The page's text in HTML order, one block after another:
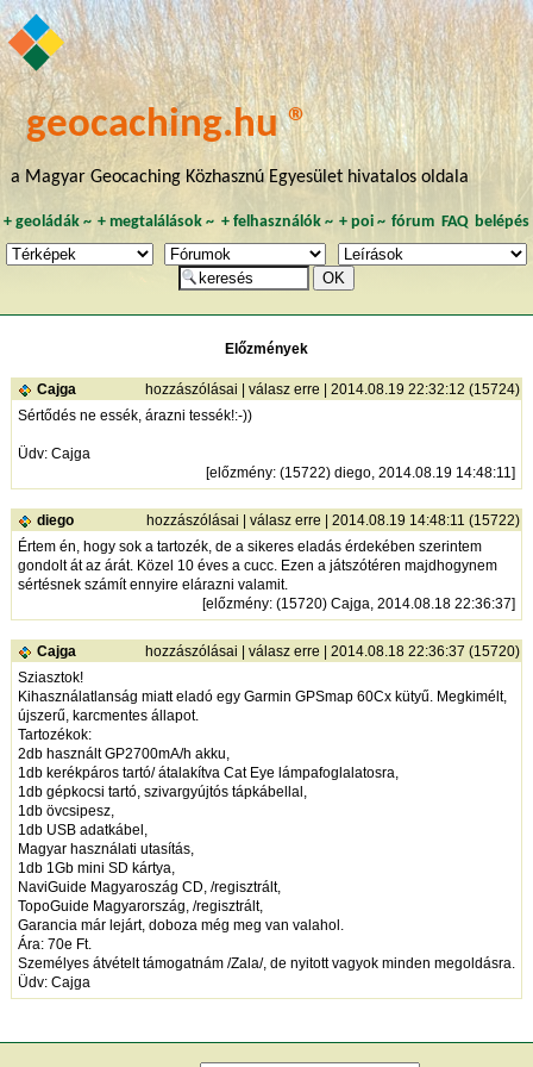
geocaching.hu ®
a Magyar Geocaching Közhasznú Egyesület hivatalos oldala
+ geoládák~ +megtalálások ~ + felhasználók~ + poi~ fórum FAQ belépés
Előzmények
Cajga hozzászólásai válasz erre | 2014.08.19 22:32:12 (15724)
Sértődés ne essék, árazni tessék!:-))
Üdv: Cajga
[előzmény: (15722) diego, 2014.08.19 14:48:11]
diego hozzászólásai válasz erre | 2014.08.19 14:48:11 (15722)
Értem én, hogy sok a tartozék, de a sikeres eladás érdekében szerintem
gondolt át az árát. Közel 10 éves a cucc. Ezen a játszótéren majdhogynem
sértésnek számít ennyire elárazni valamit.
[előzmény: (15720) Cajga, 2014.08.18 22:36:37]
Cajga hozzászólásai válasz erre | 2014.08.18 22:36:37 (15720)
Sziasztok!
Kihasználatlanság miatt eladó egy Garmin GPSmap 60Cx kütyű. Megkimélt,
újszerű, karcmentes állapot.
Tartozékok:
2db használt GP2700mA/h akku,
1db kerékpáros tartó/ átalakítva Cat Eye lámpafoglalatosra,
1db gépkocsi tartó, szivargyújtós tápkábellal,
1db övcsipesz,
1db USB adatkábel,
Magyar használati utasítás,
1db 1Gb mini SD kártya,
NaviGuide Magyaroszág CD, /regisztrált,
TopoGuide Magyarország, /regisztrált,
Garancia már lejárt, doboza még meg van valahol.
Ára: 70e Ft.
Személyes átvételt támogatnám /Zala/, de nyitott vagyok minden megoldásra.
Üdv: Cajga